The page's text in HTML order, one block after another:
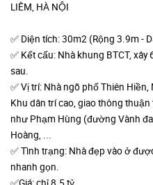
LIÊM, HÀ NỘI
✅ Diện tích: 30m2 (Rộng 3.9m -
✅ Kết cấu: Nhà khung BTCT,
sau.
✅ Vị trí: Nhà ngõ phố Thiên
Khu dân trí cao, giao thông
như Phạm Hùng (đường Vành
Hoàng, ...
✅ Tình trạng: Nhà đẹp vào ở
nhanh gọn.